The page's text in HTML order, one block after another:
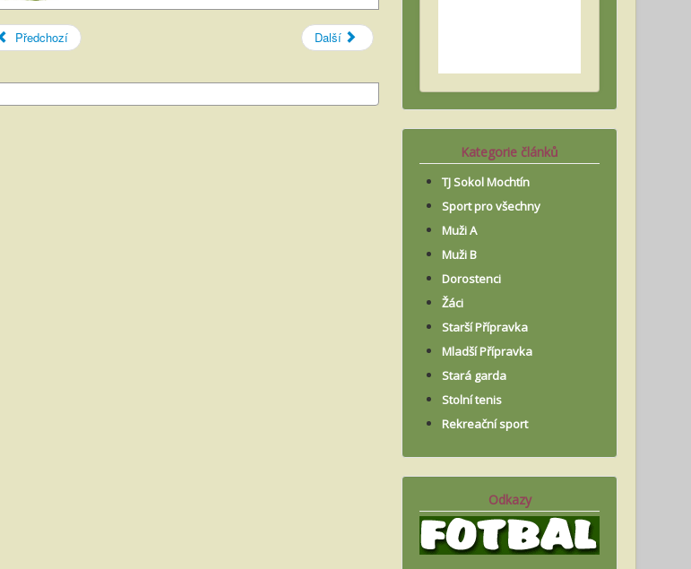
Předchozí Další
Kategorie článků
TJ Sokol Mochtín
Sport pro všechny
Muži A
Muži B
Dorostenci
Žáci
Starší Přípravka
Mladší Přípravka
Stará garda
Stolní tenis
Rekreační sport
Odkazy